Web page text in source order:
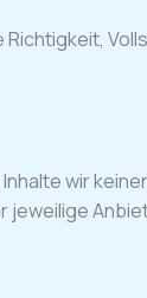
wir
jeweilige